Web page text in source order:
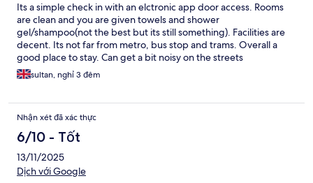
Its a simple check in with an elctronic app door access. Rooms
are clean and you are given towels and shower
gel/shampoo(not the best but its still something). Facilities are
decent. Its not far from metro, bus stop and trams. Overall a
good place to stay. Can get a bit noisy on the streets
sometimes(but imo u wont find a qiet place in barca)
sultan, nghỉ 3 đêm
Nhận xét đã xác thực
6/10 - Tốt
13/11/2025
Dịch với Google